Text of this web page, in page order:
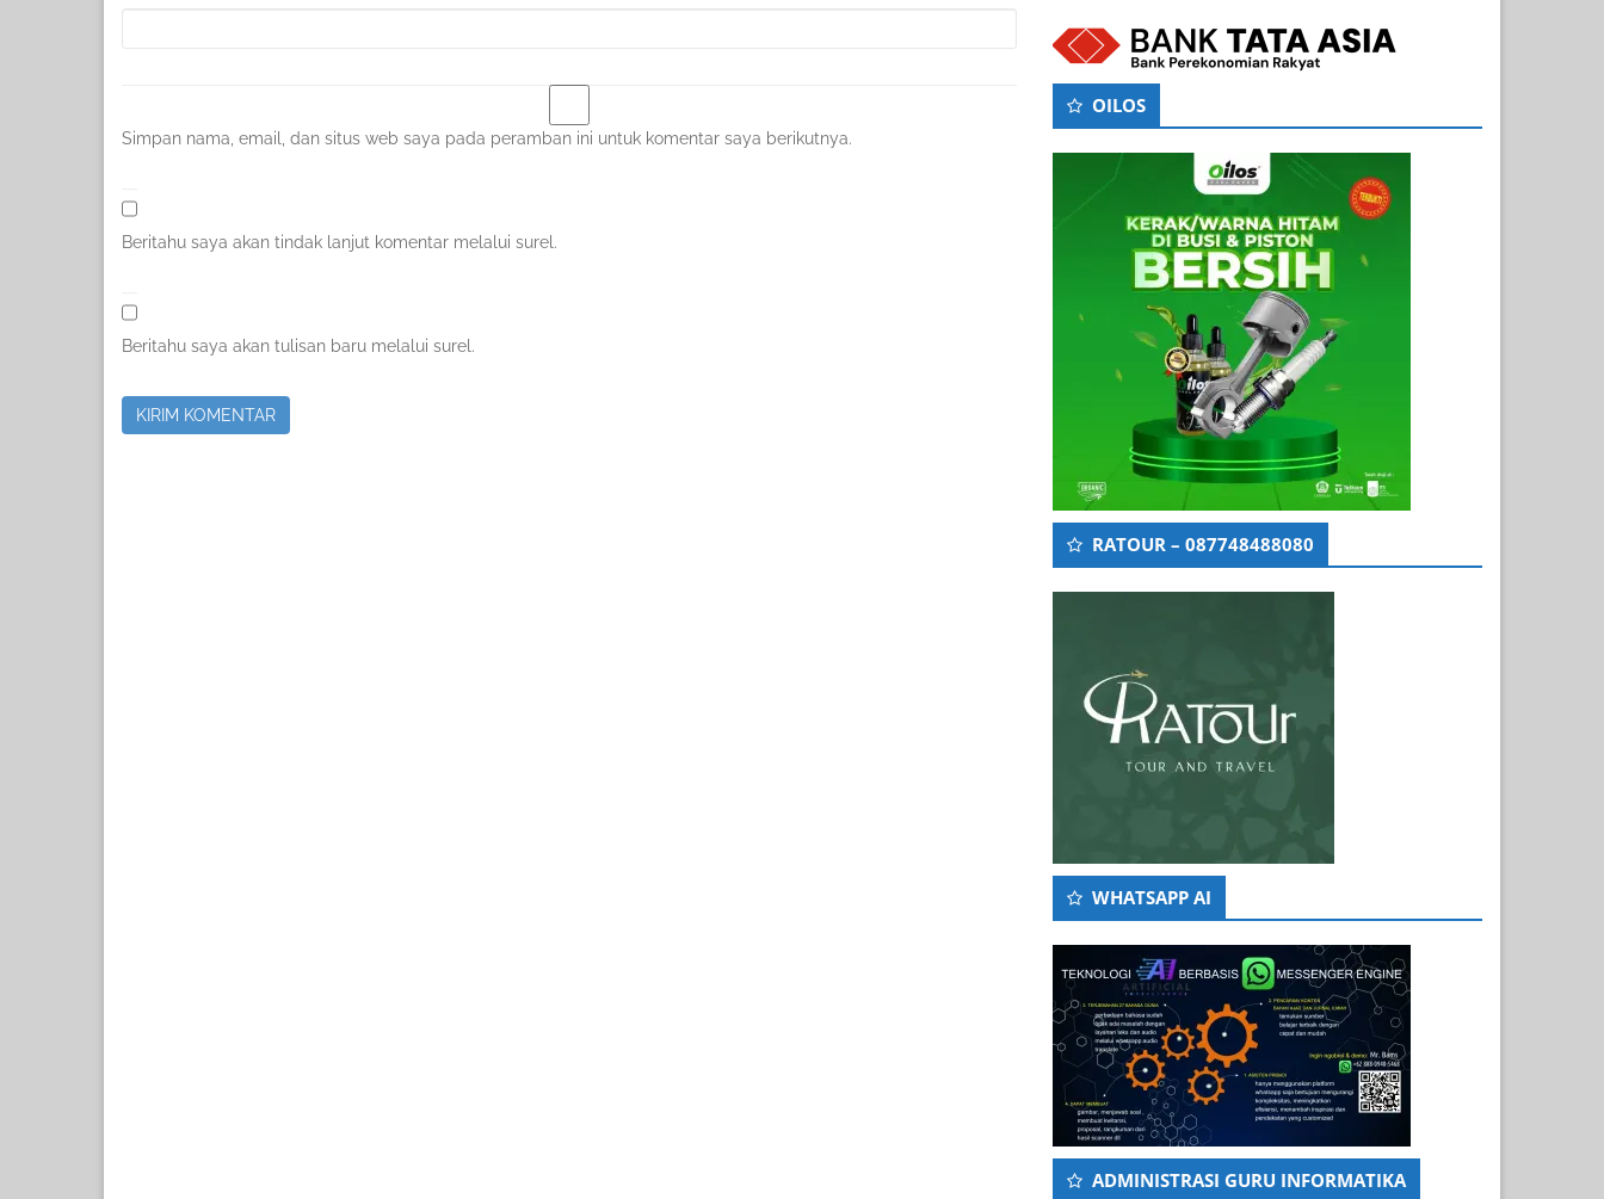
Simpan nama, email, dan situs web saya pada peramban ini untuk komentar saya berikutnya.
Beritahu saya akan tindak lanjut komentar melalui surel.
Beritahu saya akan tulisan baru melalui surel.
OILOS
RATOUR – 087748488080
WHATSAPP AI
ADMINISTRASI GURU INFORMATIKA